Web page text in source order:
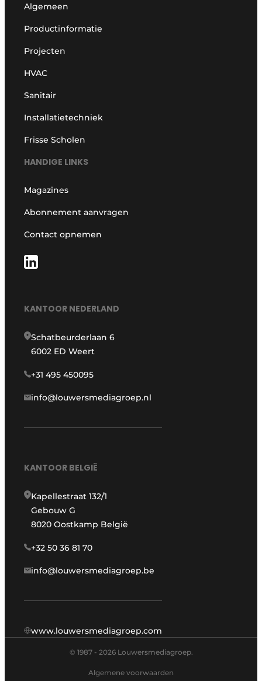
Algemeen
Productinformatie
Projecten
HVAC
Sanitair
Installatietechniek
Frisse Scholen
HANDIGE LINKS
Magazines
Abonnement aanvragen
Contact opnemen
KANTOOR NEDERLAND
Schatbeurderlaan 6
6002 ED Weert
+31 495 450095
info@louwersmediagroep.nl
KANTOOR BELGIË
Kapellestraat 132/1
Gebouw G
8020 Oostkamp België
+32 50 36 81 70
info@louwersmediagroep.be
www.louwersmediagroep.com
© 1987 - 2026 Louwersmediagroep.
Algemene voorwaarden